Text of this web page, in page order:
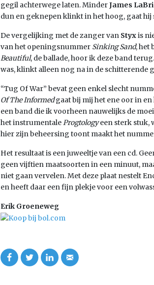
gegil achterwege laten. MinderJames
dun en geknepen klinkt in het hoog, gaat hij
De vergelijking met de zanger van Styxis
van het openingsnummer Sinking Sand, het
Beautiful, de ballade, hoor ik deze band
was, klinkt alleen nog na in de schitterende
“Tug Of War” bevat geen enkel slecht
Of The Informedgaat bij mij het ene oor in
een band die ik voorheen nauwelijks de
het instrumentaleProgtologyeen sterk stuk,
hier zijn beheersing toont maakt het
Het resultaat is een juweeltje van een cd.
geen vijftien maatsoorten in een minuut,
niet gaan vervelen. Met deze plaat nestelt
en heeft daar een fijn plekje voor een
Erik Groeneweg